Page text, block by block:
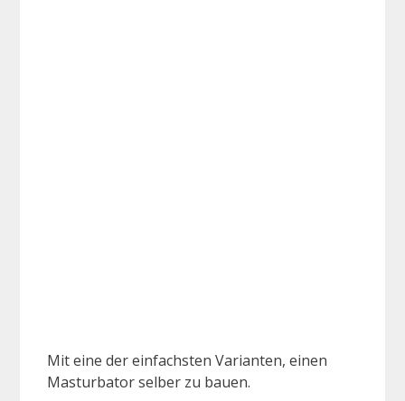
Mit eine der einfachsten Varianten, einen
Masturbator selber zu bauen.